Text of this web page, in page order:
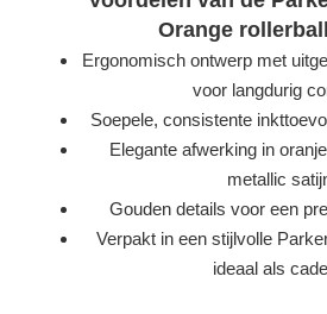
Orange
Ergonomisch ontwerp met
voor langdurig
Soepele, consistente
Elegante afwerking in
metallic
Gouden details voor een
Verpakt in een stijlvolle
ideaal als